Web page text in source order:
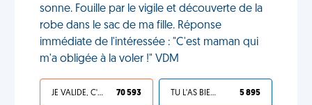
sonne. Fouille par le vigile et découverte de la
robe dans le sac de ma fille. Réponse
immédiate de l'intéressée : "C'est maman qui
m'a obligée à la voler !" VDM
JE VALIDE, C'EST UNE VDM 70 593 TU L'AS BIEN MÉRITÉ 5 895